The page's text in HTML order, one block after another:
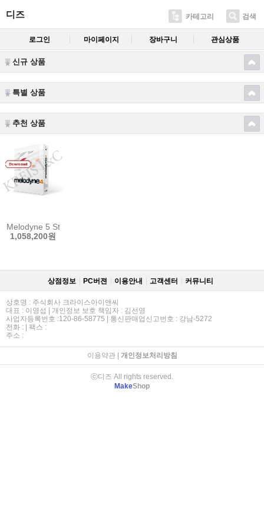
디즈 카테고리 검색
로그인 마이페이지 장바구니 관심상품
신규 상품
특별 상품
추천 상품
Melodyne 5 Studio
1,058,200원
상점정보 PC버젼 이용안내 고객센터 커뮤니티
상호명 : 주식회사 크라이스아이앤씨
대표 : 이영섭 | 개인정보 보호 책임자 : 김선영
사업자등록번호 :120-86-58775 | 통신판매업신고번호 : 강남-5272
전화 : | 팩스 :
주소 :
이용약관| 개인정보처리방침
ⓒ디즈 All rights reserved.
MakeShop